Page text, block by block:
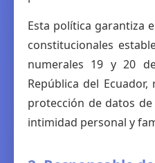
Esta política garantiza
constitucionales
numerales 19 y 20
República del
protección de datos
intimidad personal y